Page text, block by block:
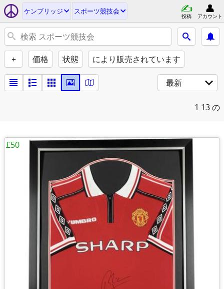
ケンブリッジ スポーツ競技会
投稿 アカウント
+ 価格 状態 により販売されています
最新
1 13 の
£50